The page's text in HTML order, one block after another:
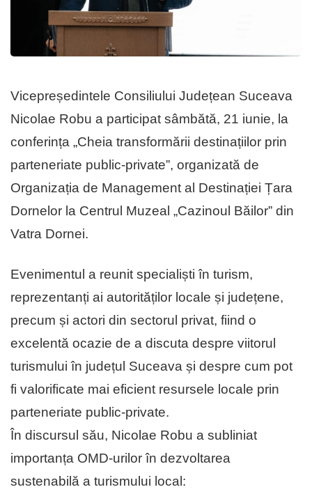
Vicepreședintele Consiliului Județean Suceava
Nicolae Robu a participat sâmbătă, 21 iunie, la
conferința „Cheia transformării destinațiilor prin
parteneriate public-private”, organizată de
Organizația de Management al Destinației Țara
Dornelor la Centrul Muzeal „Cazinoul Băilor” din
Vatra Dornei.
Evenimentul a reunit specialiști în turism,
reprezentanți ai autorităților locale și județene,
precum și actori din sectorul privat, fiind o
excelentă ocazie de a discuta despre viitorul
turismului în județul Suceava și despre cum pot
fi valorificate mai eficient resursele locale prin
parteneriate public-private.
În discursul său, Nicolae Robu a subliniat
importanța OMD-urilor în dezvoltarea
sustenabilă a turismului local: